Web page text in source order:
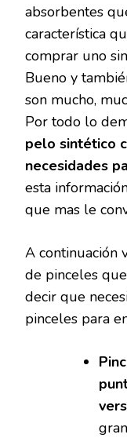
absorbentes
característica
comprar uno
Bueno y
son mucho,
Por todo lo
pelo sintético
necesidades
esta
que mas le
A continuación
de pinceles
decir que
pinceles para